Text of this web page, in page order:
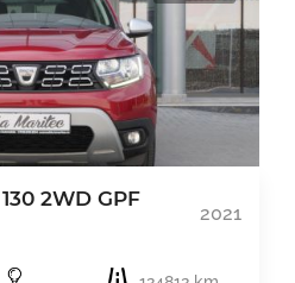
2WD GPF
2021